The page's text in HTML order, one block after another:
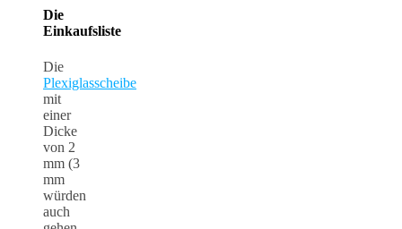
Die
Einkaufsliste
Die
Plexiglasscheibe
mit
einer
Dicke
von 2
mm (3
mm
würden
auch